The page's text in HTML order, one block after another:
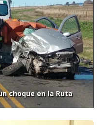
choque en la Ruta